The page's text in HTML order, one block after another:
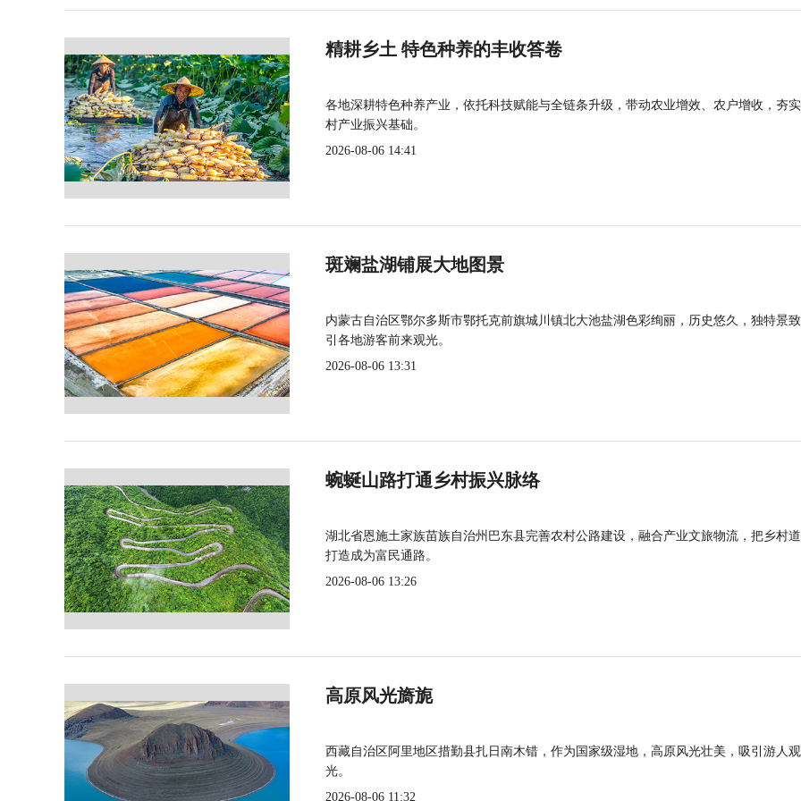
精耕乡土 特色种养的丰收答卷
各地深耕特色种养产业，依托科技赋能与全链条升级，带动农业增效、农户增收，夯
村产业振兴基础。
2026-08-06 14:41
斑斓盐湖铺展大地图景
内蒙古自治区鄂尔多斯市鄂托克前旗城川镇北大池盐湖色彩绚丽，历史悠久，独特景
引各地游客前来观光。
2026-08-06 13:31
蜿蜒山路打通乡村振兴脉络
湖北省恩施土家族苗族自治州巴东县完善农村公路建设，融合产业文旅物流，把乡村
打造成为富民通路。
2026-08-06 13:26
高原风光旖旎
西藏自治区阿里地区措勤县扎日南木错，作为国家级湿地，高原风光壮美，吸引游人观
光。
2026-08-06 11:32